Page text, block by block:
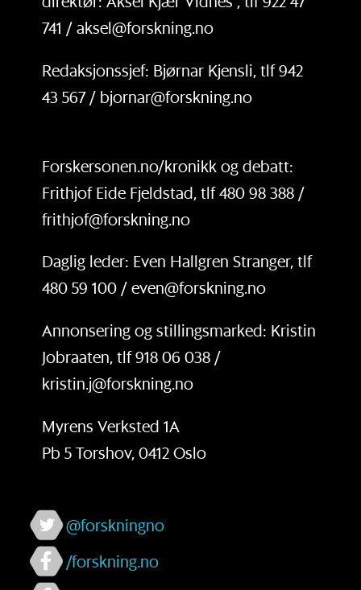
741 / aksel@forskning.no
Redaksjonssjef: Bjørnar Kjensli, tlf 942
43 567 / bjornar@forskning.no
Forskersonen.no/kronikk og debatt:
Frithjof Eide Fjeldstad, tlf 480 98 388 /
frithjof@forskning.no
Daglig leder: Even Hallgren Stranger, tlf
480 59 100 / even@forskning.no
Annonsering og stillingsmarked: Kristin
Jobraaten, tlf 918 06 038 /
kristin.j@forskning.no
Myrens Verksted 1A
Pb 5 Torshov, 0412 Oslo
@forskningno
/forskning.no